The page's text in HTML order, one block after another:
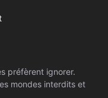
préfèrent ignorer.
mondes interdits et